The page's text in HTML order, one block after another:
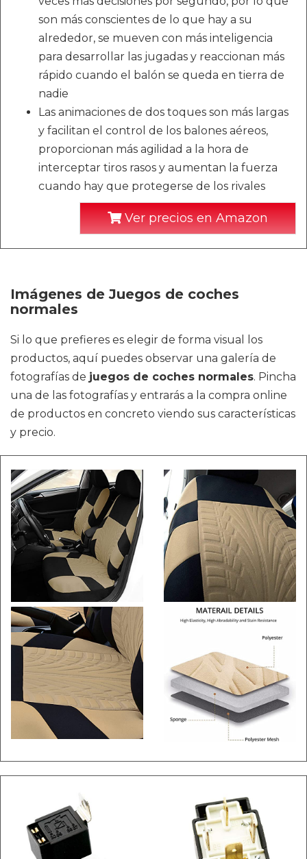
son más conscientes de lo que hay a su
alrededor, se mueven con más inteligencia
para desarrollar las jugadas y reaccionan más
rápido cuando el balón se queda en tierra de
nadie
Las animaciones de dos toques son más largas
y facilitan el control de los balones aéreos,
proporcionan más agilidad a la hora de
interceptar tiros rasos y aumentan la fuerza
cuando hay que protegerse de los rivales
Ver precios en Amazon
Imágenes de Juegos de coches
normales
Si lo que prefieres es elegir de forma visual los
productos, aquí puedes observar una galería de
fotografías de juegos de coches normales. Pincha
una de las fotografías y entrarás a la compra online
de productos en concreto viendo sus características
y precio.